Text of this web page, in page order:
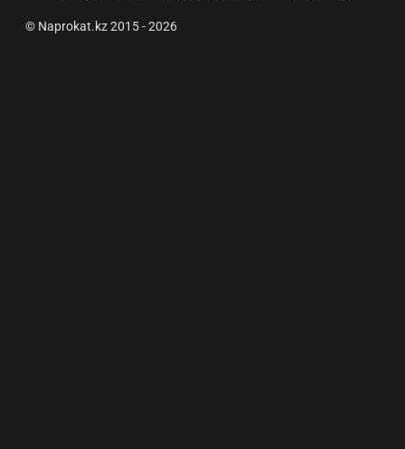
© Naprokat.kz 2015 - 2026